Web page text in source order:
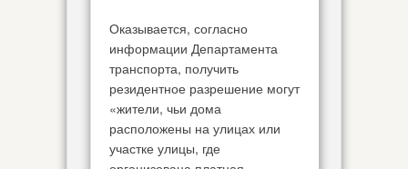
Оказывается, согласно
информации Департамента
транспорта, получить
резидентное разрешение могут
«жители, чьи дома
расположены на улицах или
участке улицы, где